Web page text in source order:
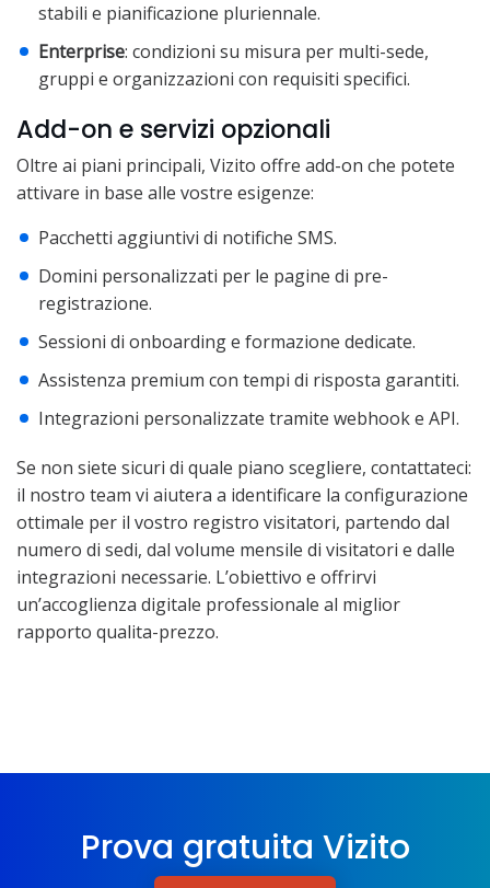
stabili e pianificazione pluriennale.
Enterprise: condizioni su misura per multi-sede,
gruppi e organizzazioni con requisiti specifici.
Add-on e servizi opzionali
Oltre ai piani principali, Vizito offre add-on che potete
attivare in base alle vostre esigenze:
Pacchetti aggiuntivi di notifiche SMS.
Domini personalizzati per le pagine di pre-
registrazione.
Sessioni di onboarding e formazione dedicate.
Assistenza premium con tempi di risposta garantiti.
Integrazioni personalizzate tramite webhook e API.
Se non siete sicuri di quale piano scegliere, contattateci:
il nostro team vi aiutera a identificare la configurazione
ottimale per il vostro registro visitatori, partendo dal
numero di sedi, dal volume mensile di visitatori e dalle
integrazioni necessarie. L’obiettivo e offrirvi
un’accoglienza digitale professionale al miglior
rapporto qualita-prezzo.
Prova gratuita Vizito